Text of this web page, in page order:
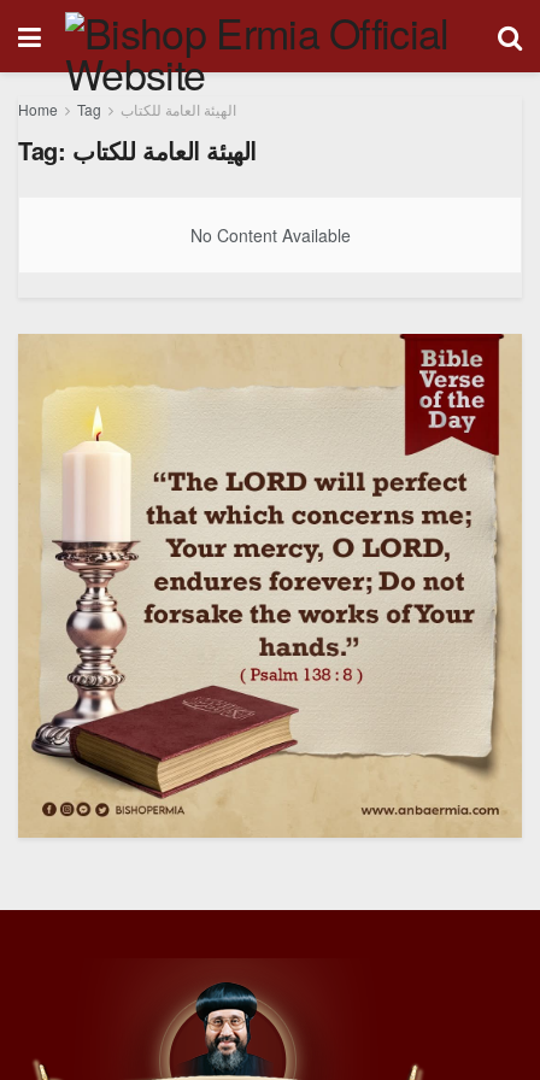
Home Tag الهيئة العامة للكتاب
Tag: الهيئة العامة للكتاب
No Content Available